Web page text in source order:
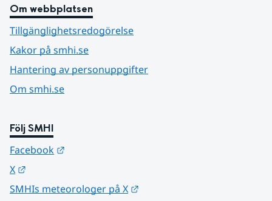
Om webbplatsen
Tillgänglighetsredogörelse
Kakor på smhi.se
Hantering av personuppgifter
Om smhi.se
Följ SMHI
Facebook
X
SMHIs meteorologer på X